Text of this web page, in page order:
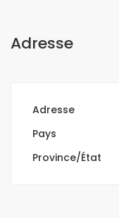
Adresse
Adresse
Pays
Province/État